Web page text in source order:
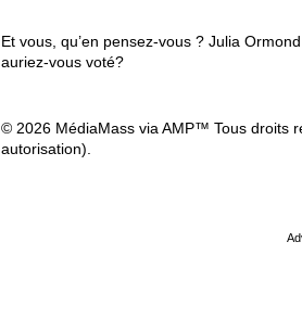
Et vous, qu’en pensez-vous ? Julia
auriez-vous voté?
© 2026 MédiaMass via AMP™ Tous droits
autorisation).